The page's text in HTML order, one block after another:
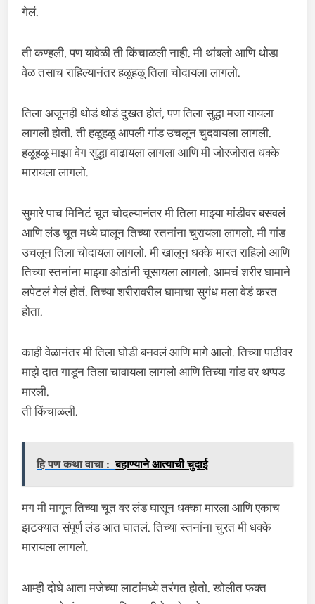
गेलं.
ती कण्हली, पण यावेळी ती किंचाळली नाही. मी थांबलो आणि थोडा
वेळ तसाच राहिल्यानंतर हळूहळू तिला चोदायला लागलो.
तिला अजूनही थोडं थोडं दुखत होतं, पण तिला सुद्धा मजा यायला
लागली होती. ती हळूहळू आपली गांड उचलून चुदवायला लागली.
हळूहळू माझा वेग सुद्धा वाढायला लागला आणि मी जोरजोरात धक्के
मारायला लागलो.
सुमारे पाच मिनिटं चूत चोदल्यानंतर मी तिला माझ्या मांडीवर बसवलं
आणि लंड चूत मध्ये घालून तिच्या स्तनांना चुरायला लागलो. मी गांड
उचलून तिला चोदायला लागलो. मी खालून धक्के मारत राहिलो आणि
तिच्या स्तनांना माझ्या ओठांनी चूसायला लागलो. आमचं शरीर घामाने
लपेटलं गेलं होतं. तिच्या शरीरावरील घामाचा सुगंध मला वेडं करत
होता.
काही वेळानंतर मी तिला घोडी बनवलं आणि मागे आलो. तिच्या पाठीवर
माझे दात गाडून तिला चावायला लागलो आणि तिच्या गांड वर थप्पड
मारली.
ती किंचाळली.
हि पण कथा वाचा : बहाण्याने आत्याची चुदाई
मग मी मागून तिच्या चूत वर लंड घासून धक्का मारला आणि एकाच
झटक्यात संपूर्ण लंड आत घातलं. तिच्या स्तनांना चुरत मी धक्के
मारायला लागलो.
आम्ही दोघे आता मजेच्या लाटांमध्ये तरंगत होतो. खोलीत फक्त